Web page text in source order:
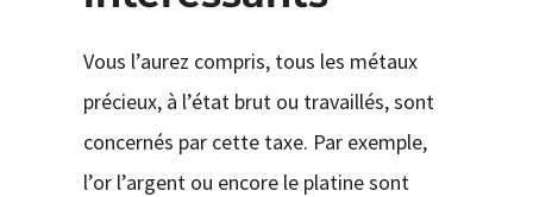
Vous l’aurez compris, tous les métaux
précieux, à l’état brut ou travaillés, sont
concernés par cette taxe. Par exemple,
l’or l’argent ou encore le platine sont